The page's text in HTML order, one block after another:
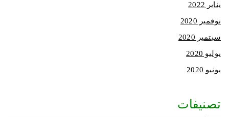
يناير 2022
نوفمبر 2020
سبتمبر 2020
يوليو 2020
يونيو 2020
تصنيفات